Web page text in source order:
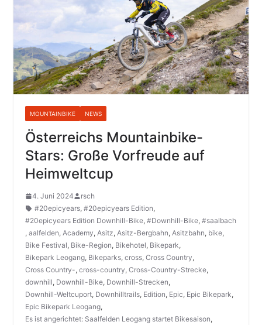
MOUNTAINBIKE NEWS
Österreichs Mountainbike-
Stars: Große Vorfreude auf
Heimweltcup
4. Juni 2024
rsch
#20epicyears, #20epicyears Edition,
#20epicyears Edition Downhill-Bike, #Downhill-Bike, #saalbach
, aalfelden, Academy, Asitz, Asitz-Bergbahn, Asitzbahn, bike,
Bike Festival, Bike-Region, Bikehotel, Bikepark,
Bikepark Leogang, Bikeparks, cross, Cross Country,
Cross Country-, cross-country, Cross-Country-Strecke,
downhill, Downhill-Bike, Downhill-Strecken,
Downhill-Weltcuport, Downhilltrails, Edition, Epic, Epic Bikepark,
Epic Bikepark Leogang,
Es ist angerichtet: Saalfelden Leogang startet Bikesaison,